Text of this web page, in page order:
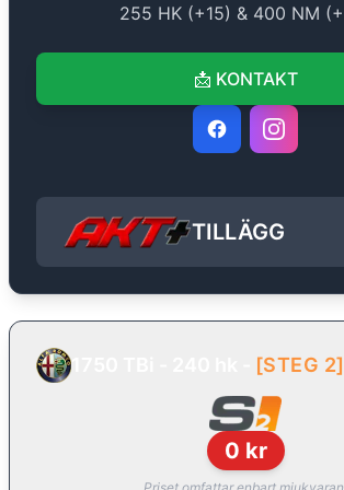
255 HK (+15) & 400 NM (+
📩 KONTAKT
TILLÄGG
[STEG 2]
0 kr